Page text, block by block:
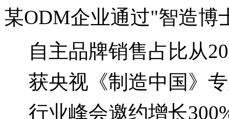
某ODM企业通过"智造博
自主品牌销售占比从
获央视《制造中国》
行业峰会邀约增长